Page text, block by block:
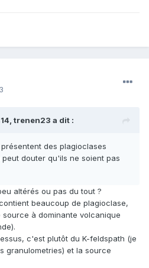
Si vous y voyez une
trenen23 a dit :
des plagioclases
douter qu'ils ne soient pas
altérés ou pas du tout ?
beaucoup de plagioclase,
à dominante volcanique
c'est plutôt du K-feldspath (je
granulometries) et la source